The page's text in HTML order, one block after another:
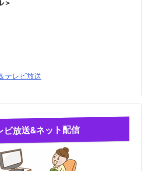
＞
テレビ放送
ビ放送&ネット配信